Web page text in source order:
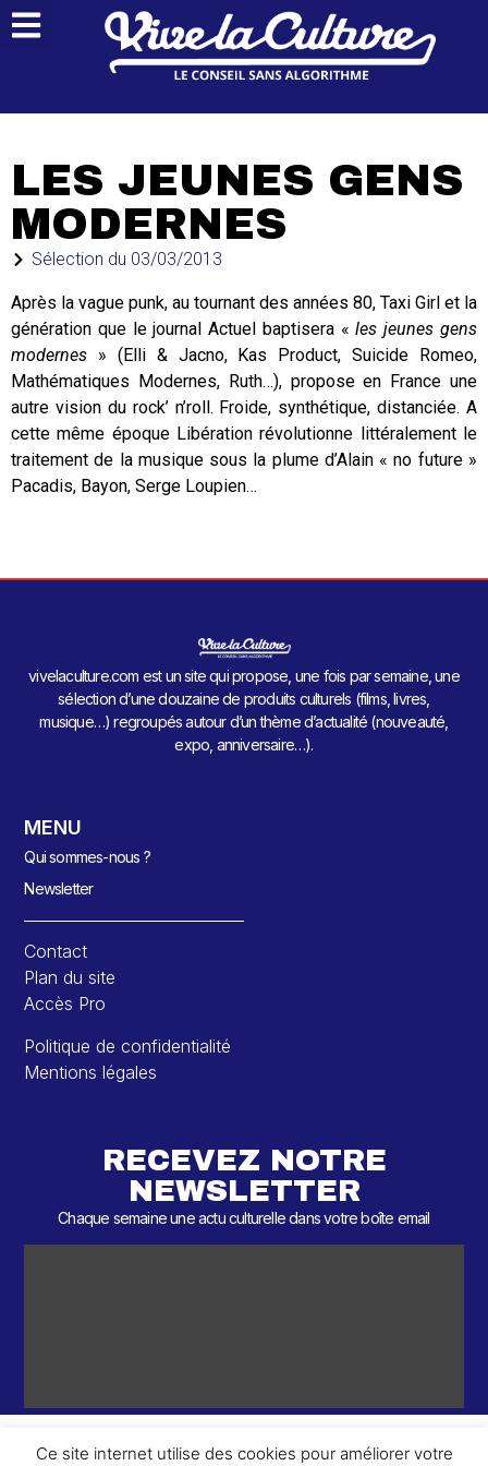
LES JEUNES GENS
MODERNES
Sélection du 03/03/2013
Après la vague punk, au tournant des années 80, Taxi Girl et la
génération que le journal Actuel baptisera «les jeunes gens
modernes » (Elli & Jacno, Kas Product, Suicide Romeo,
Mathématiques Modernes, Ruth…), propose en France une
autre vision du rock’ n’roll. Froide, synthétique, distanciée. A
cette même époque Libération révolutionne littéralement le
traitement de la musique sous la plume d’Alain « no future »
Pacadis, Bayon, Serge Loupien…
vivelaculture.com est un site qui propose, une fois par semaine, une
sélection d’une douzaine de produits culturels (films, livres,
musique…) regroupés autour d’un thème d’actualité (nouveauté,
expo, anniversaire…).
MENU
Qui sommes-nous ?
Newsletter
Contact
Plan du site
Accès Pro
Politique de confidentialité
Mentions légales
RECEVEZ NOTRE
NEWSLETTER
Chaque semaine une actu culturelle dans votre boîte email
Ce site internet utilise des cookies pour améliorer votre